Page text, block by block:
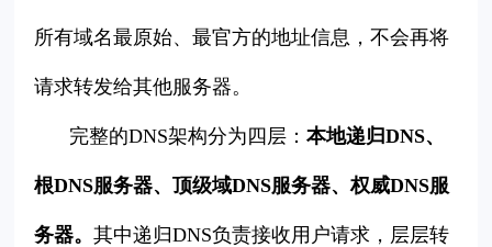
所有域名最原始、最官方的地址信息，不会再将
请求转发给其他服务器。
完整的DNS架构分为四层：本地递归DNS、
根DNS服务器、顶级域DNS服务器、权威DNS服
务器。其中递归DNS负责接收用户请求，层层转